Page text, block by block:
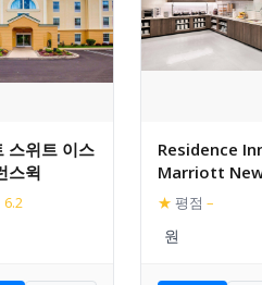
스위트 이스
스윅
6.2
Residence
Marriott
Brunswick
Center Blvd
★ 평점 –